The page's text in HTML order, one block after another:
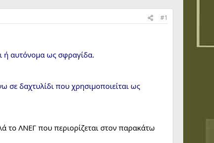
#1
ή αυτόνομα ως σφραγίδα.
σε δαχτυλίδι που χρησιμοποιείται ως
το ΛΝΕΓ που περιορίζεται στον παρακάτω